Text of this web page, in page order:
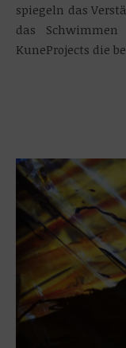
spiegeln das
das
KuneProjects die